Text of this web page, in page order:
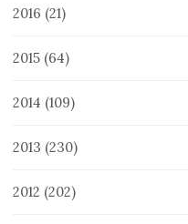
2016 (21)
2015 (64)
2014 (109)
2013 (230)
2012 (202)